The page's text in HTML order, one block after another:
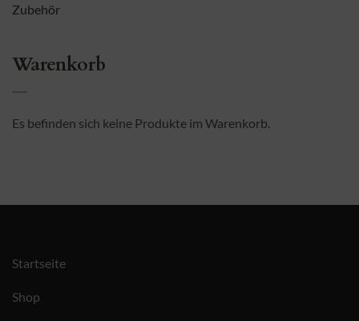
Zubehör
Warenkorb
Es befinden sich keine Produkte im Warenkorb.
Startseite
Shop